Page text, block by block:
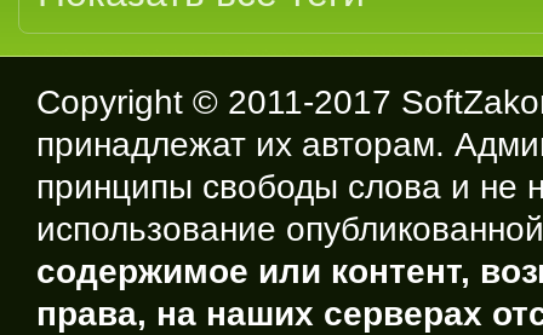
Copyright © 2011-2017
принадлежат их авторам.
принципы свободы слова и не
использование
содержимое или контент,
права, на наших серверах